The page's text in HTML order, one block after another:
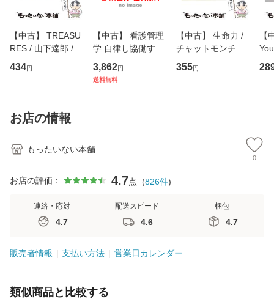
【中古】 TREASU
RES / 山下達郎 /
イーストウエス
ト・ジャパン [CD]
434円
【中古】 看護管理
学 自律し協働する
専門職の看護マネ
ジメントスキル 改
3,862円
送料無料
【中古】 生命力 /
チャットモンチー /
キューンレコード
[CD]【メール便送
355円
【
のが
お店の情報
もったいない本舗
0
お店の評価： 4.7点 (826件)
連絡・応対
4.7
配送スピード
4.6
梱包
4.7
販売者情報 支払い方法 営業日カレンダー
類似商品と比較する